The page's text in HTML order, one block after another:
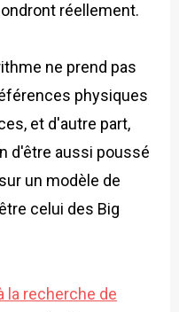
réellement.
ne prend pas
physiques
et d'autre part,
d'être aussi poussé
un modèle de
celui des Big
la recherche de